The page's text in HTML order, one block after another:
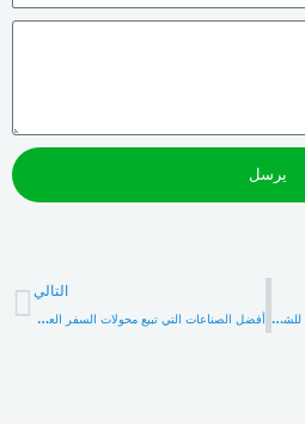
يرسل
لماذا يُعد شاحن السيارة USB-C ضروريًا للشحن السريع والآمن في عام 2025
التالي
أفضل الصناعات التي تبيع محولات السفر العالمية: دليل سوق B2B